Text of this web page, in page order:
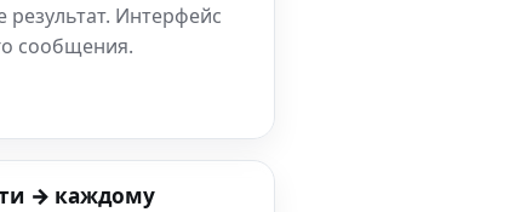
результат. Интерфейс
сообщения.
→ каждому